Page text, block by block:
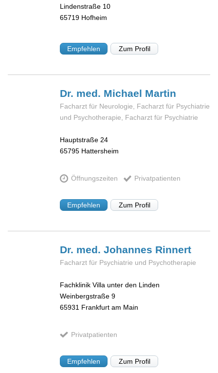
Lindenstraße 10
65719 Hofheim
Empfehlen Zum Profil
Dr. med. Michael Martin
Facharzt für Neurologie, Facharzt für Psychiatrie
und Psychotherapie, Facharzt für Psychiatrie
Hauptstraße 24
65795 Hattersheim
Öffnungszeiten Privatpatienten
Empfehlen Zum Profil
Dr. med. Johannes Rinnert
Facharzt für Psychiatrie und Psychotherapie
Fachklinik Villa unter den Linden
Weinbergstraße 9
65931 Frankfurt am Main
Privatpatienten
Empfehlen Zum Profil